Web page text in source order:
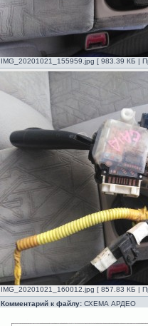
IMG_20201021_155959.jpg [ 983.39 КБ |
IMG_20201021_160012.jpg [ 857.83 КБ |
Комментарий к файлу: СХЕМА АРДЕО